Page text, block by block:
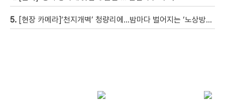
5. [현장 카메라]‘천지개벽’ 청량리에…밤마다 벌어지는 ‘노상방뇨 전쟁’